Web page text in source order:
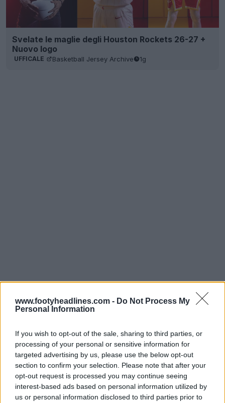
www.footyheadlines.com - Do Not Process My
Personal Information
If you wish to opt-out of the sale, sharing to third parties, or
processing of your personal or sensitive information for
targeted advertising by us, please use the below opt-out
section to confirm your selection. Please note that after your
opt-out request is processed you may continue seeing
interest-based ads based on personal information utilized by
us or personal information disclosed to third parties prior to
Svelate le maglie degli Houston Rockets 26-27 +
Nuovo logo
UFFICALE Basketball Jersey Archive 1g